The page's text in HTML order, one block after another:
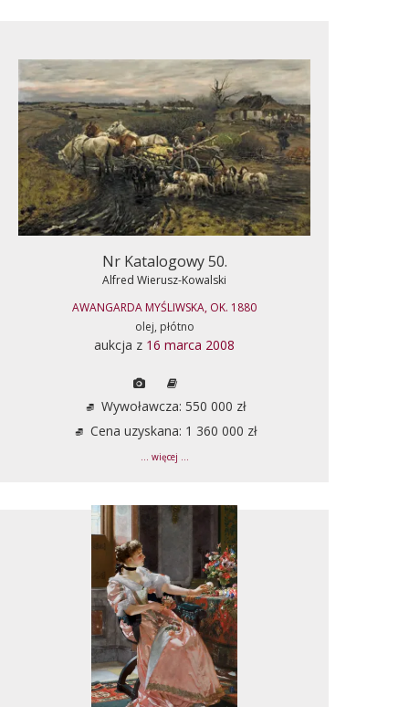
Nr Katalogowy 50.
Alfred Wierusz-Kowalski
AWANGARDA MYŚLIWSKA, OK. 1880
olej, płótno
aukcja z 16 marca 2008
Wywoławcza: 550 000 zł
Cena uzyskana: 1 360 000 zł
... więcej ...